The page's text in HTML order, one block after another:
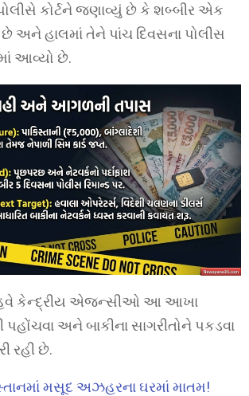
પોલીસે કોર્ટને જણાવ્યું છે કે શબ્બીર એક
છે અને હાલમાં તેને પાંચ દિવસના પોલીસ
આવ્યો છે.
કેન્દ્રીય એજન્સીઓ આ આખા
પહોંચવા અને બાકીના સાગરીતોને પકડવા
રહી છે.
મસૂદ અઝહરના ઘરમાં માતમ!